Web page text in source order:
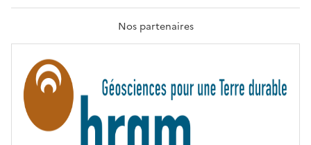
A
T
R
T
É
Nos partenaires